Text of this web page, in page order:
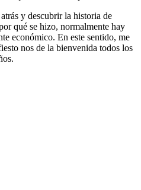
y descubrir la historia de
qué se hizo, normalmente hay
económico. En este sentido, me
nos de la bienvenida todos los